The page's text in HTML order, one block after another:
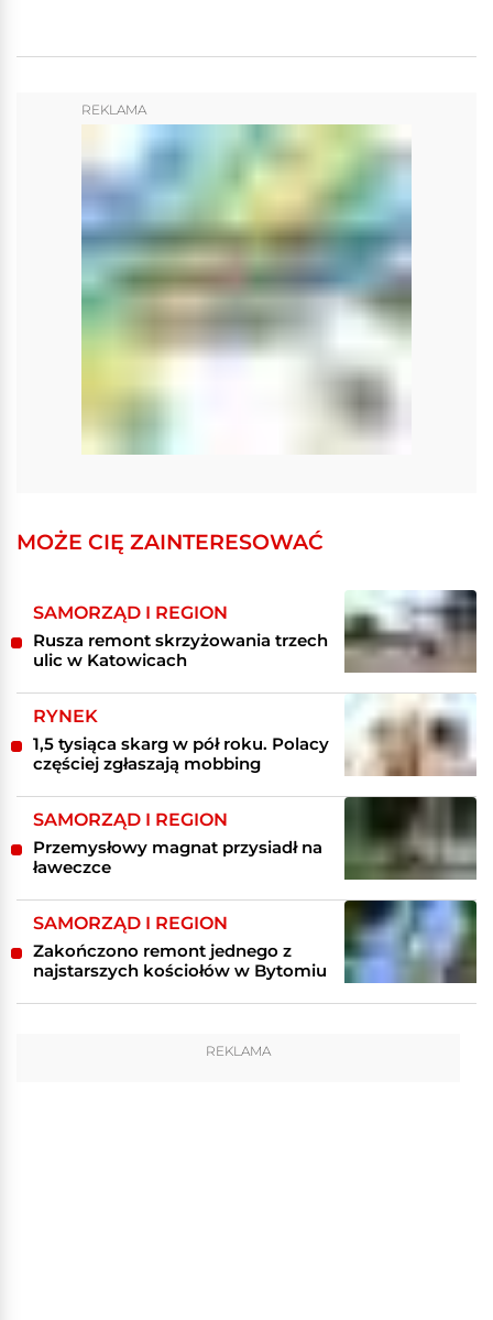
REKLAMA
MOŻE CIĘ ZAINTERESOWAĆ
SAMORZĄD I REGION
Rusza remont skrzyżowania trzech
ulic w Katowicach
RYNEK
1,5 tysiąca skarg w pół roku. Polacy
częściej zgłaszają mobbing
SAMORZĄD I REGION
Przemysłowy magnat przysiadł na
ławeczce
SAMORZĄD I REGION
Zakończono remont jednego z
najstarszych kościołów w Bytomiu
REKLAMA